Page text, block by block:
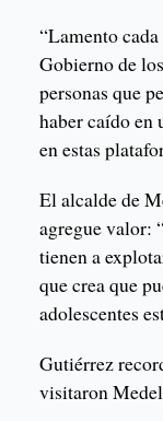
“Lamento
Gobierno de
personas que
haber caído en
en estas
El alcalde de
agregue valor:
tienen a
que crea que
adolescentes
Gutiérrez
visitaron